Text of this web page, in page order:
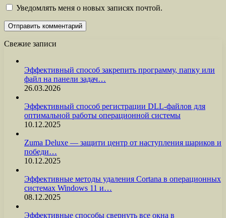
Уведомлять меня о новых записях почтой.
Свежие записи
Эффективный способ закрепить программу, папку или
файл на панели задач…
26.03.2026
Эффективный способ регистрации DLL-файлов для
оптимальной работы операционной системы
10.12.2025
Zuma Deluxe — защити центр от наступления шариков и
победи…
10.12.2025
Эффективные методы удаления Cortana в операционных
системах Windows 11 и…
08.12.2025
Эффективные способы свернуть все окна в